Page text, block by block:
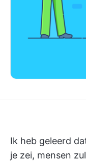
Ik heb geleerd
je zei, mensen